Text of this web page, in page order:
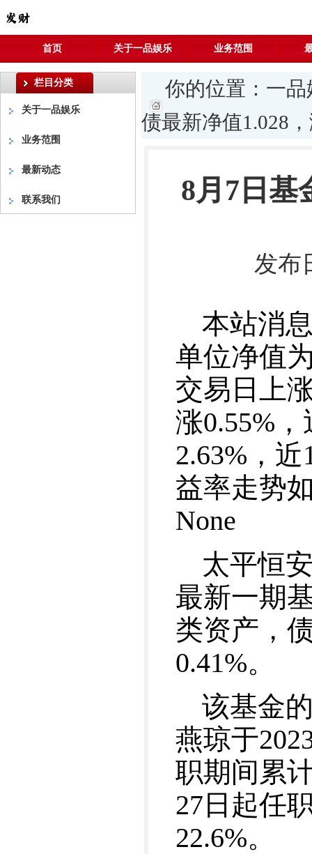
首页 关于一品娱乐 业务范围
栏目分类
关于一品娱乐
业务范围
最新动态
联系我们
你的位置： 一品
债最新净值1.028
8月7日基
发布
本站消
单位净值
交易日上
涨0.55%
2.63%，
益率走势
None
太平恒
最新一期
类资产，
0.41%。
该基金
燕琼于
职期间累
27日起任
22.6%。